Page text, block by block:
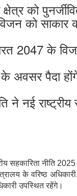
क्षेत्र को
को साकार
2047 के
के अवसर पैदा
नई राष्ट्रीय
सहकारिता नीति
के वरिष्ठ अधिकारी,
उपस्थित रहेंगे।